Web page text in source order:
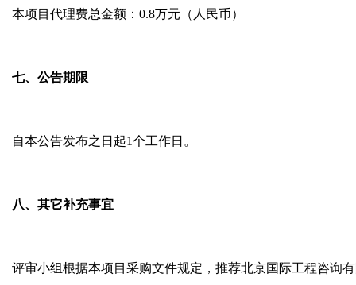
本项目代理费总金额： 0.8万元（人民币）
七、公告期限
自本公告发布之日起1个工作日。
八、其它补充事宜
评审小组根据本项目采购文件规定，推荐北京国际工程咨询